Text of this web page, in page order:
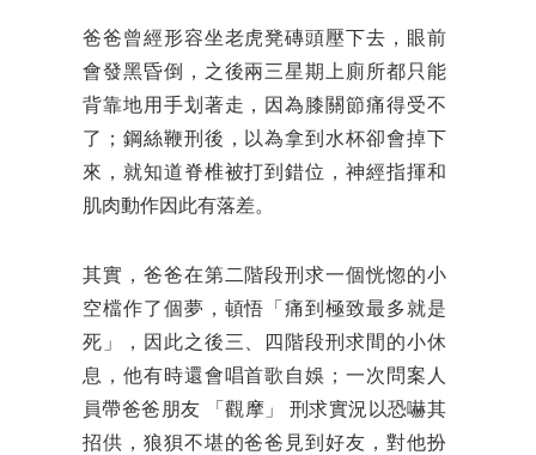
爸爸曾經形容坐老虎凳磚頭壓下去，眼前
會發黑昏倒，之後兩三星期上廁所都只能
背靠地用手划著走，因為膝關節痛得受不
了；鋼絲鞭刑後，以為拿到水杯卻會掉下
來，就知道脊椎被打到錯位，神經指揮和
肌肉動作因此有落差。
其實，爸爸在第二階段刑求一個恍惚的小
空檔作了個夢，頓悟「痛到極致最多就是
死」，因此之後三、四階段刑求間的小休
息，他有時還會唱首歌自娛；一次問案人
員帶爸爸朋友 「觀摩」 刑求實況以恐嚇其
招供，狼狽不堪的爸爸見到好友，對他扮